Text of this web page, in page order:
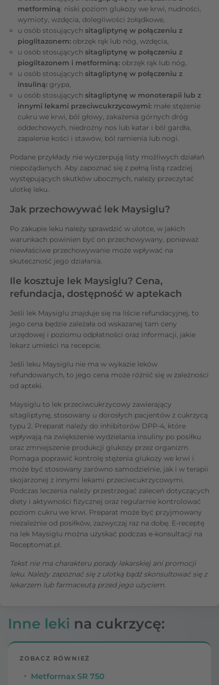
metforminą: niski poziom glukozy we krwi, nudności,
wymioty, wzdęcia, dolegliwości żołądkowe,
u osób stosujących sitagliptynę w połączeniu z
pioglitazonem: obrzęk rąk lub nóg, wzdęcia,
u osób stosujących sitagliptynę w połączeniu z
pioglitazonem i metforminą: obrzęk rąk lub nóg,
u osób stosujących sitagliptynę w połączeniu z
insuliną: grypa,
u osób stosujących sitagliptynę w monoterapii lub z
innymi lekami przeciwcukrzycowymi: małe stężenie
cukru we krwi, ból głowy, zakażenia górnych dróg
oddechowych, niedrożny nos lub katar i ból gardła,
zapalenie kości i stawów, ból ramienia lub nogi.
Podane przykłady nie wyczerpują listy możliwych działań
niepożądanych. Aby zapoznać się z pełną listą rzadziej
występujących skutków ubocznych, należy przeczytać
ulotkę leku.
Jak przechowywać lek Maysiglu?
Po zakupie leku należy sprawdzić w ulotce, w jakich
warunkach powinien być on przechowywany, ponieważ
niewłaściwe przechowywanie może wpływać na
skuteczność jego działania.
Ile kosztuje lek Maysiglu? Cena,
refundacja, dostępność w aptekach
Jeśli lek Maysiglu znajduje się na liście refundacyjnej, to
jego cena będzie zależała od wskazanej tam ceny
urzędowej i poziomu odpłatności oraz informacji, jakie
lekarz umieści na recepcie.
Jeśli leku Maysiglu nie ma w wykazie leków
refundowanych, to jego cena może różnić się w zależności
od apteki.
Maysiglu to lek przeciwcukrzycowy zawierający
sitagliptynę, stosowany u dorosłych pacjentów z cukrzycą
typu 2. Preparat należy do inhibitorów DPP-4, które
wpływają na zwiększenie wydzielania insuliny po posiłku
oraz zmniejszenie produkcji glukozy przez organizm.
Pomaga poprawić kontrolę stężenia glukozy we krwi i
może być stosowany zarówno samodzielnie, jak i w terapii
skojarzonej z innymi lekami przeciwcukrzycowymi.
Podczas leczenia należy przestrzegać zaleceń dotyczących
diety i aktywności fizycznej oraz regularnie kontrolować
poziom cukru we krwi. Preparat może być przyjmowany
niezależnie od posiłków, zazwyczaj raz na dobę. E-receptę
na lek Maysiglu można uzyskać podczas e-konsultacji na
Receptomat.pl.
Tekst nie ma charakteru porady lekarskiej ani promocji
leku. Należy zapoznać się z ulotką bądź skonsultować się z
lekarzem lub farmaceutą przed jego użyciem.
Inne leki na cukrzycę:
ZOBACZ RÓWNIEŻ
Metformax SR 750